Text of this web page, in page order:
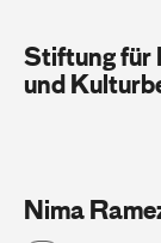
Stiftung für
und
Nima